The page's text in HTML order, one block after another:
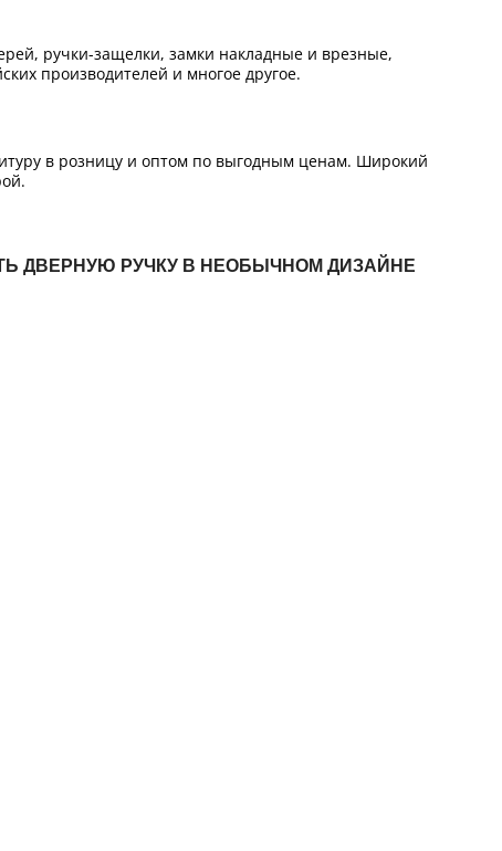
ручки-защелки, замки накладные и врезные,
производителей и многое другое.
в розницу и оптом по выгодным ценам. Широкий
ДВЕРНУЮ РУЧКУ В НЕОБЫЧНОМ ДИЗАЙНЕ